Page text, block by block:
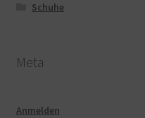
Schuhe
Meta
Anmelden